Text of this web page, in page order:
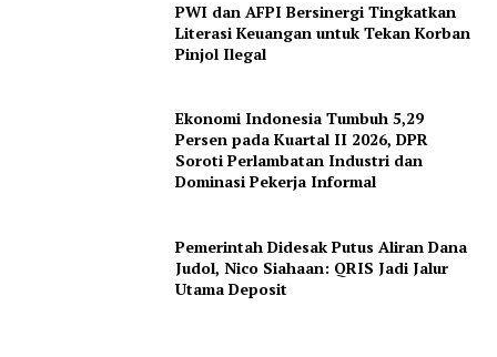
PWI dan AFPI Bersinergi Tingkatkan
Literasi Keuangan untuk Tekan Korban
Pinjol Ilegal
Ekonomi Indonesia Tumbuh 5,29
Persen pada Kuartal II 2026, DPR
Soroti Perlambatan Industri dan
Dominasi Pekerja Informal
Pemerintah Didesak Putus Aliran Dana
Judol, Nico Siahaan: QRIS Jadi Jalur
Utama Deposit